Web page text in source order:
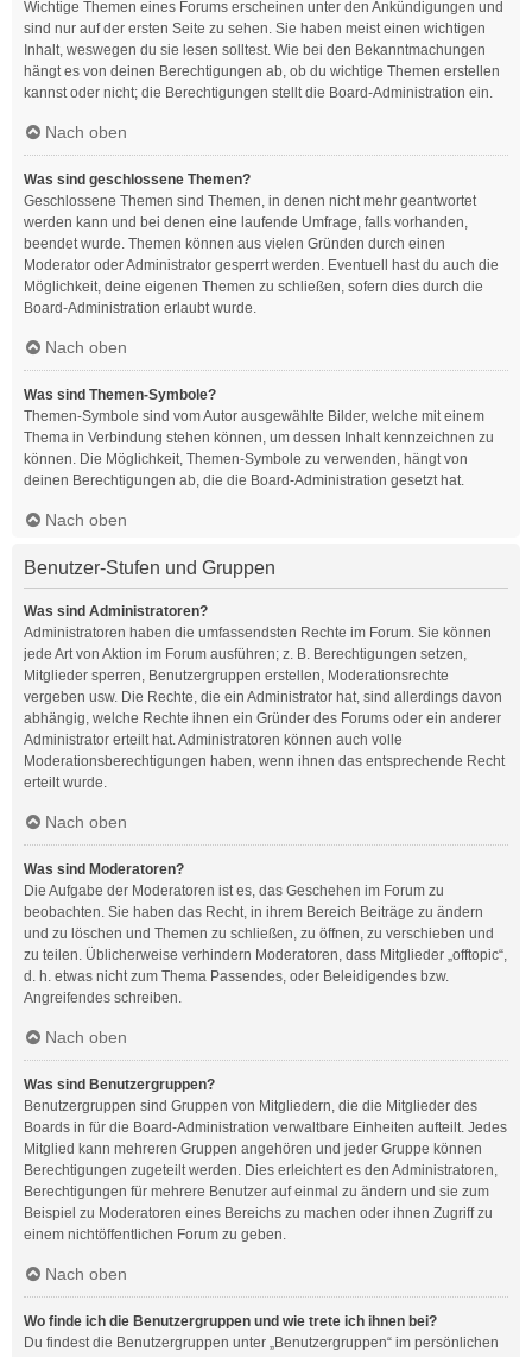
Wichtige Themen eines Forums erscheinen unter den Ankündigungen und
sind nur auf der ersten Seite zu sehen. Sie haben meist einen wichtigen
Inhalt, weswegen du sie lesen solltest. Wie bei den Bekanntmachungen
hängt es von deinen Berechtigungen ab, ob du wichtige Themen erstellen
kannst oder nicht; die Berechtigungen stellt die Board-Administration ein.
Nach oben
Was sind geschlossene Themen?
Geschlossene Themen sind Themen, in denen nicht mehr geantwortet
werden kann und bei denen eine laufende Umfrage, falls vorhanden,
beendet wurde. Themen können aus vielen Gründen durch einen
Moderator oder Administrator gesperrt werden. Eventuell hast du auch die
Möglichkeit, deine eigenen Themen zu schließen, sofern dies durch die
Board-Administration erlaubt wurde.
Nach oben
Was sind Themen-Symbole?
Themen-Symbole sind vom Autor ausgewählte Bilder, welche mit einem
Thema in Verbindung stehen können, um dessen Inhalt kennzeichnen zu
können. Die Möglichkeit, Themen-Symbole zu verwenden, hängt von
deinen Berechtigungen ab, die die Board-Administration gesetzt hat.
Nach oben
Benutzer-Stufen und Gruppen
Was sind Administratoren?
Administratoren haben die umfassendsten Rechte im Forum. Sie können
jede Art von Aktion im Forum ausführen; z. B. Berechtigungen setzen,
Mitglieder sperren, Benutzergruppen erstellen, Moderationsrechte
vergeben usw. Die Rechte, die ein Administrator hat, sind allerdings davon
abhängig, welche Rechte ihnen ein Gründer des Forums oder ein anderer
Administrator erteilt hat. Administratoren können auch volle
Moderationsberechtigungen haben, wenn ihnen das entsprechende Recht
erteilt wurde.
Nach oben
Was sind Moderatoren?
Die Aufgabe der Moderatoren ist es, das Geschehen im Forum zu
beobachten. Sie haben das Recht, in ihrem Bereich Beiträge zu ändern
und zu löschen und Themen zu schließen, zu öffnen, zu verschieben und
zu teilen. Üblicherweise verhindern Moderatoren, dass Mitglieder „offtopic“,
d. h. etwas nicht zum Thema Passendes, oder Beleidigendes bzw.
Angreifendes schreiben.
Nach oben
Was sind Benutzergruppen?
Benutzergruppen sind Gruppen von Mitgliedern, die die Mitglieder des
Boards in für die Board-Administration verwaltbare Einheiten aufteilt. Jedes
Mitglied kann mehreren Gruppen angehören und jeder Gruppe können
Berechtigungen zugeteilt werden. Dies erleichtert es den Administratoren,
Berechtigungen für mehrere Benutzer auf einmal zu ändern und sie zum
Beispiel zu Moderatoren eines Bereichs zu machen oder ihnen Zugriff zu
einem nichtöffentlichen Forum zu geben.
Nach oben
Wo finde ich die Benutzergruppen und wie trete ich ihnen bei?
Du findest die Benutzergruppen unter „Benutzergruppen“ im persönlichen